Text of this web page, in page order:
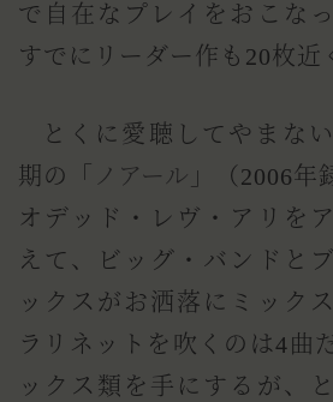
で自在なプレイをおこな
すでにリーダー作も20枚近
とくに愛聴してやまないのが、比較的初
期の「 ノアール 」（2006年
オデッド・レヴ・アリを
えて、ビッグ・バンドと
ックスがお洒落にミック
ラリネットを吹くのは4曲
ックス類を手にするが、